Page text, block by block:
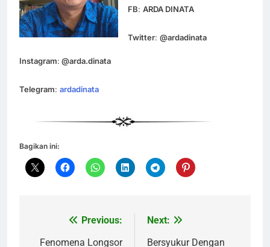
FB: ARDA DINATA
Twitter: @ardadinata
Instagram: @arda.dinata
Telegram: ardadinata
Bagikan ini:
NavigasiPrevious:
Fenomena Longsor
Next:
Bersyukur Dengan